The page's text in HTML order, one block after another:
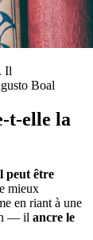
Il
Boal
t-elle la
peut être
mieux
en riant à une
— il ancre le